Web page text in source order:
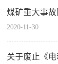
煤矿重大事
2020-11-30
关于废止《